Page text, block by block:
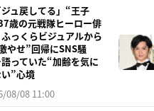
ジュ戻してる」“王子
歳の元戦隊ヒーロー俳
っくらビジュアルから
やせ”回帰にSNS騒
っていた“加齢を気に
い”心境
08/08 11:00